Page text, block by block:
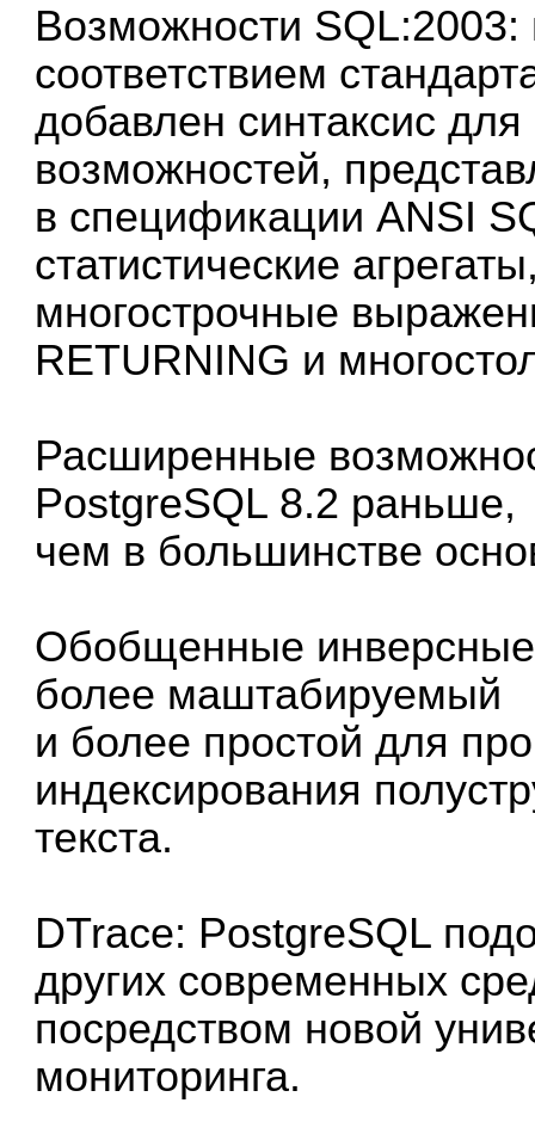
Возможности
соответствием
добавлен синтаксис
возможностей,
в спецификации ANSI
статистические
многострочные
RETURNING и
Расширенные
PostgreSQL 8.2 раньше,
чем в большинстве
Обобщенные
более маштабируемый
и более простой для
индексирования
текста.
DTrace: PostgreSQL
других современных
посредством новой
мониторинга.